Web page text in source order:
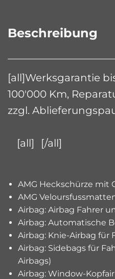
Beschreibung
[all]Werksgarantie
100'000 Km,
zzgl.
[all] [/all]
AMG Heckschürze mit
AMG
Airbag: Airbag Fahrer
Airbag: Automatische
Airbag: Knie-Airbag für
Airbag: Sidebags für
Airbags)
Airbag: Window-